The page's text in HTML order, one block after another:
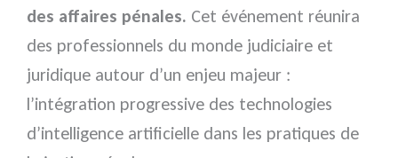
des affaires pénales. Cet événement réunira
des professionnels du monde judiciaire et
juridique autour d’un enjeu majeur :
l’intégration progressive des technologies
d’intelligence artificielle dans les pratiques de